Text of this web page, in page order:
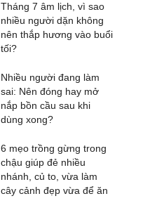
Tháng 7 âm lịch, vì sao
nhiều người dặn không
nên thắp hương vào buổi
tối?
Nhiều người đang làm
sai: Nên đóng hay mở
nắp bồn cầu sau khi
dùng xong?
6 mẹo trồng gừng trong
chậu giúp đẻ nhiều
nhánh, củ to, vừa làm
cây cảnh đẹp vừa để ăn